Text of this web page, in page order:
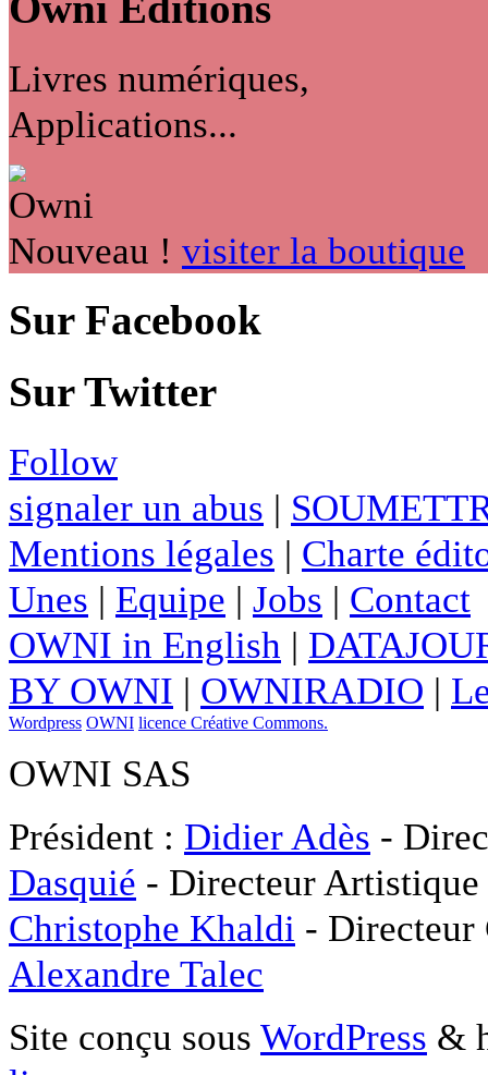
Livres numériques,
Applications...
Nouveau ! visiter la boutique
Sur Facebook
Sur Twitter
Follow
signaler un abus |
Mentions légales | Charte
Unes | Equipe | Jobs | Contact
OWNI in English |
BY OWNI | OWNIRADIO |
Wordpress OWNI licence Créative Commons.
OWNI SAS
Président : Didier Adès -
Dasquié - Directeur
Christophe Khaldi -
Alexandre Talec
Site conçu sous WordPress &